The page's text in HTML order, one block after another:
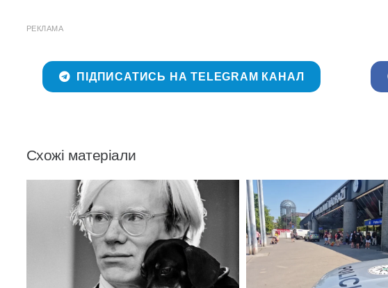
РЕКЛАМА
ПІДПИСАТИСЬ НА TELEGRAM КАНАЛ
Схожі матеріали